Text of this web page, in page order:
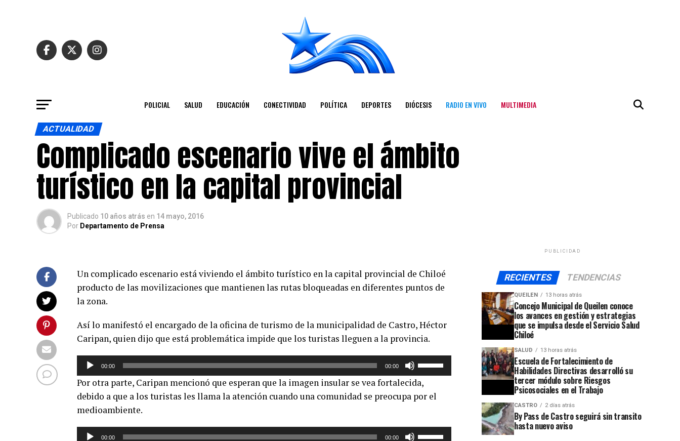
POLICIAL SALUD EDUCACIÓN CONECTIVIDAD POLÍTICA DEPORTES DIÓCESIS RADIO EN VIVO MULTIMEDIA
ACTUALIDAD
Complicado escenario vive el ámbito
turístico en la capital provincial
Publicado 10 años atrás en 14 mayo, 2016
Por Departamento de Prensa
Un complicado escenario está viviendo el ámbito turístico en la capital provincial de Chiloé
producto de las movilizaciones que mantienen las rutas bloqueadas en diferentes puntos de
la zona.
Así lo manifestó el encargado de la oficina de turismo de la municipalidad de Castro, Héctor
Caripan, quien dijo que está problemática impide que los turistas lleguen a la provincia.
Reproductor
audio
00:00 00:00
teclas
de
para
Por otra parte, Caripan mencionó que esperan que la imagen insular se vea fortalecida,
debido a que a los turistas les llama la atención cuando una comunidad se preocupa por el
medioambiente.
Reproductor
00:00 00:00
PUBLICIDAD
RECIENTES TENDENCIAS
QUEILEN 13 horas atrás
Concejo Municipal de Queilen conoce
los avances en gestión y estrategias
que se impulsa desde el Servicio Salud
Chiloé
SALUD 13 horas atrás
Escuela de Fortalecimiento de
Habilidades Directivas desarrolló su
tercer módulo sobre Riesgos
Psicosociales en el Trabajo
CASTRO 2 días atrás
By Pass de Castro seguirá sin transito
hasta nuevo aviso